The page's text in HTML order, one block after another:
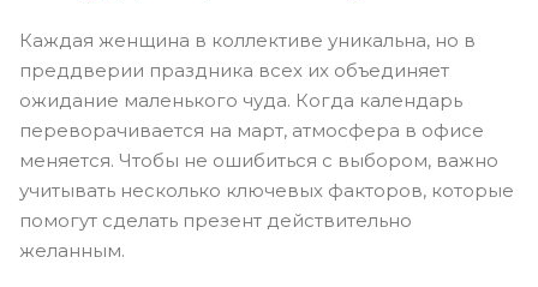
Каждая женщина в коллективе уникальна, но в
преддверии праздника всех их объединяет
ожидание маленького чуда. Когда календарь
переворачивается на март, атмосфера в офисе
меняется. Чтобы не ошибиться с выбором, важно
учитывать несколько ключевых факторов, которые
помогут сделать презент действительно
желанным.